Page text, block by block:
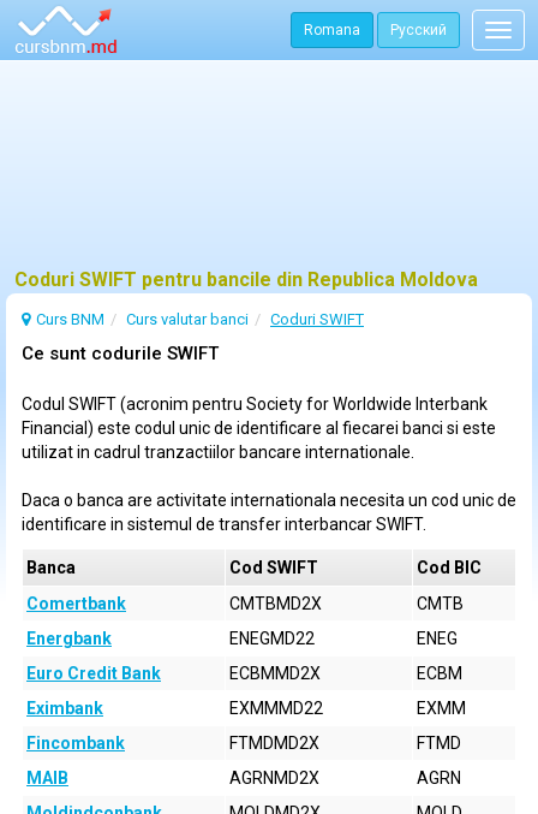
Romana Русский
Coduri SWIFT pentru bancile din Republica Moldova
Curs BNM Curs valutarbanci Coduri SWIFT
Ce sunt codurile SWIFT
Codul SWIFT (acronim pentru Society for Worldwide Interbank
Financial) este codul unic de identificare al fiecarei banci si este
utilizat in cadrul tranzactiilor bancare internationale.
Daca o banca are activitate internationala necesita un cod unic de
identificare in sistemul de transfer interbancar SWIFT.
Banca Cod SWIFT
Cod BIC
Comertbank
CMTBMD2X
CMTB
Energbank
ENEGMD22
ENEG
Euro Credit Bank
ECBMMD2X
ECBM
Eximbank
EXMMMD22
EXMM
Fincombank
FTMDMD2X
FTMD
MAIB
AGRNMD2X
AGRN